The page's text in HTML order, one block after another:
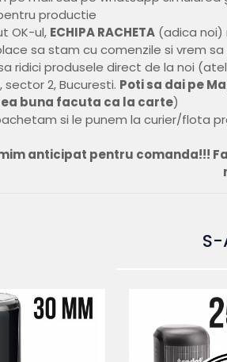
productie
OK-ul, ECHIPA RACHETA (adica noi)
sa stam cu comenzile si vrem
ridici produsele direct de la noi
sector 2, Bucuresti. Poti sa dai pe
buna facuta ca la carte)
si le punem la curier/flota
anticipat pentru comanda!!!
S-